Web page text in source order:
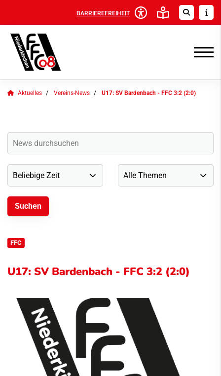
BARRIEREFREIHEIT
Aktuelles Vereins-News U17: SV Bardenbach - FFC 3:2 (2:0)
FFC
U17: SV Bardenbach - FFC 3:2 (2:0)